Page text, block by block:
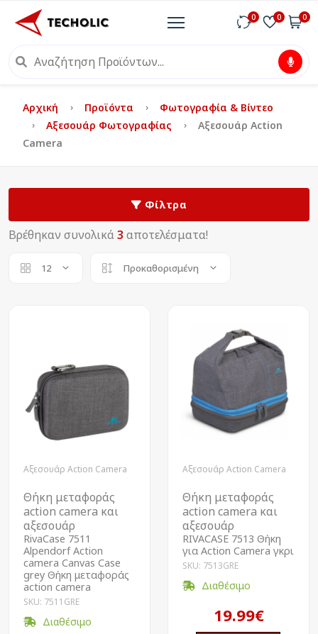
0 0 0
Αρχική Προϊόντα
Φωτογραφία & Βίντεο
Αξεσουάρ Φωτογραφίας
Αξεσουάρ Action
Camera
Φίλτρα
Βρέθηκαν συνολικά 3 αποτελέσματα!
12 Προκαθορισμένη
Αξεσουάρ Action Camera
Θήκη μεταφοράς
action camera και
αξεσουάρ
RivaCase 7511
Alpendorf Action
camera Canvas Case
grey Θήκη μεταφοράς
action camera
SKU: 7511GRE
Διαθέσιμο
Αξεσουάρ Action Camera
Θήκη μεταφοράς
action camera και
αξεσουάρ
RIVACASE 7513 Θήκη
για Action Camera γκρι
SKU: 7513GRE
Διαθέσιμο
19.99€